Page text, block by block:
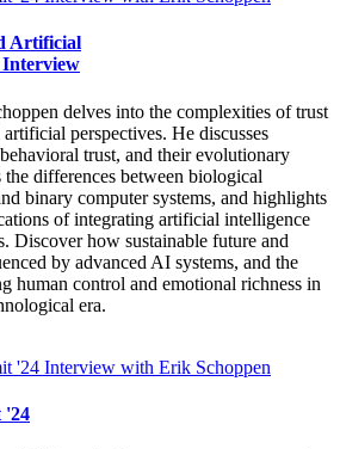
Artificial
Interview
delves into the complexities of trust
perspectives. He discusses
trust, and their evolutionary
differences between biological
binary computer systems, and highlights
of integrating artificial intelligence
Discover how sustainable future and
by advanced AI systems, and the
human control and emotional richness in
era.
'24